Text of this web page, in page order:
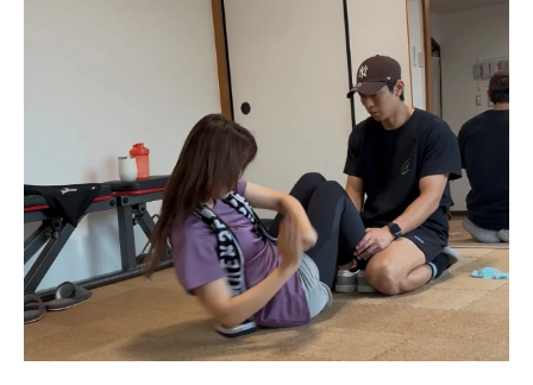
トレーナー指導で運動が楽しくなるポイン
パーソナルトレーニングで目標達成を実感
家庭と両立しやすいパーソナルジムの魅力
ジムのオープン時間を活用した習慣化のコ
ツ
ストレス解消を目指す女性へおすすめの運動法
パーソナルジムで女性に人気の運動法とは
ストレス発散に効果的な一宮トレーニング
術